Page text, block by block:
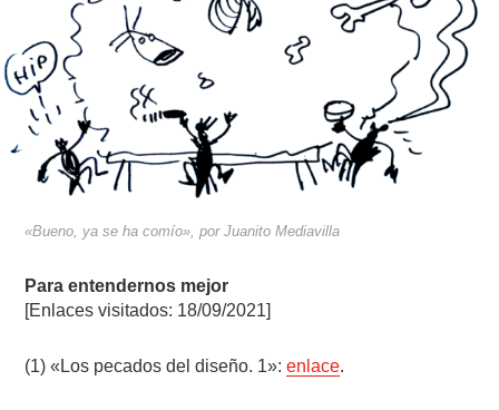
«Bueno, ya se ha comío», por Juanito Mediavilla
Para entendernos mejor
[Enlaces visitados: 18/09/2021]
(1) «Los pecados del diseño. 1»:enlace.